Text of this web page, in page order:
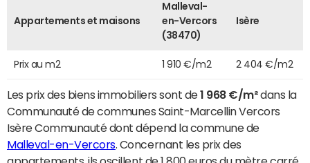
Appartements et maisons
Malleval-
en-Vercors
(38470)
Isère
Prix au m2 1 910 €/m2 2 404 €/m2
Les prix des biens immobiliers sont de1 968 €/m²dans la
Communauté de communes Saint-Marcellin Vercors
Isère Communauté dont dépend la commune de
Malleval-en-Vercors. Concernant les prix des